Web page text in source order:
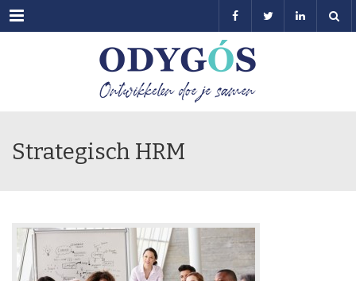
Menu
Strategisch HRM